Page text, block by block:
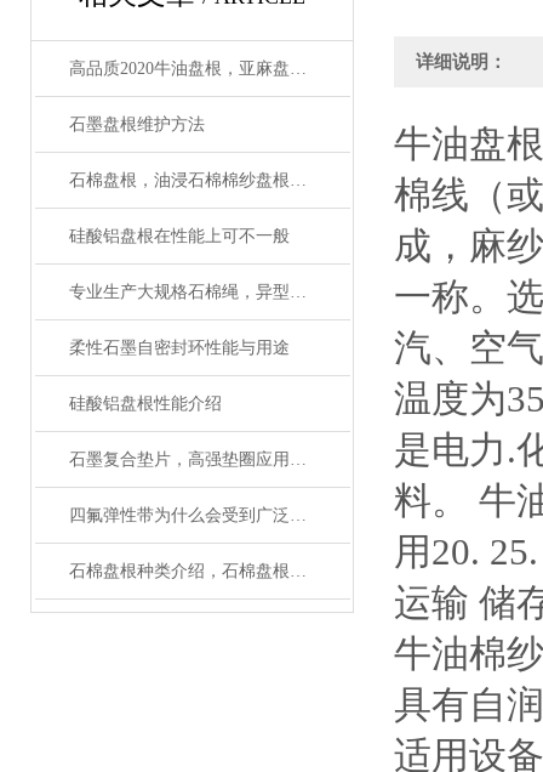
高品质2020牛油盘根，亚麻盘根*
石墨盘根维护方法
石棉盘根，油浸石棉棉纱盘根使用温度多少
硅酸铝盘根在性能上可不一般
专业生产大规格石棉绳，异型规格石棉绳厂家
柔性石墨自密封环性能与用途
硅酸铝盘根性能介绍
石墨复合垫片，高强垫圈应用设备
四氟弹性带为什么会受到广泛的欢迎呢
石棉盘根种类介绍，石棉盘根性能作用
详细说明：
牛油盘
棉线（
成，麻
一称。
汽、空
温度为
是电力.
料。 牛
用20.
运输 储
牛油棉
具有自
适用设